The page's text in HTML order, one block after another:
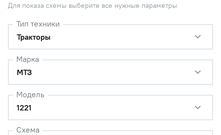
Для показа схемы выберите все нужные параметры
Тип техники
Тракторы
Марка
МТЗ
Модель
1221
Схема